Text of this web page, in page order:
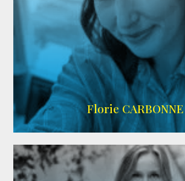
Imdb
Florie CARBONNE